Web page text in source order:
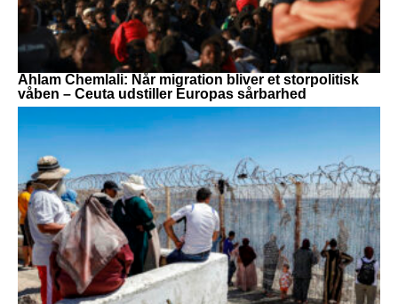
Ahlam Chemlali: Når migration bliver et storpolitisk
våben – Ceuta udstiller Europas sårbarhed